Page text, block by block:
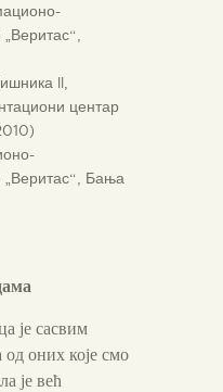
II,
центар
„Веритас“, Бања
је сасвим
од оних које смо
је већ